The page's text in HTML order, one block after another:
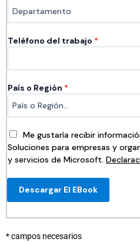
Teléfono del trabajo *
País o Región *
Me gustaría recibir
Soluciones para empresas y
y servicios de Microsoft.
Descargar El EBook
* campos necesarios